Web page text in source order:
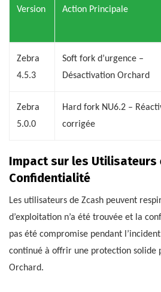
Version Action Principale
Zebra
4.5.3
Soft fork d’urgence –
Désactivation Orchard
Zebra
5.0.0
Hard fork NU6.2 –
corrigée
Impact sur les Utilisateurs
Confidentialité
Les utilisateurs de Zcash peuvent
d’exploitation n’a été trouvée et la
pas été compromise pendant
continué à offrir une protection solide
Orchard.